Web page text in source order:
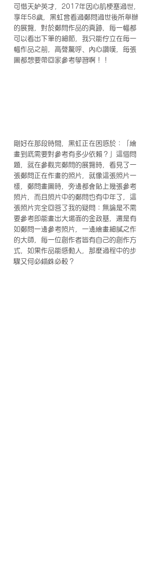
可惜天妒英才，2017年因心肌梗塞過世，
享年58歲，黑虹曾看過鄭問過世後所舉辦
的展覽，對於鄭問作品的真跡，每一幅都
可以看出下筆的細節，我只能佇立在每一
幅作品之前，高聲驚呼、內心讚嘆，每張
圖都想要帶回家參考學習啊！！
剛好在那段時間，黑虹正在困惑於：「繪
畫到底需要對參考有多少依賴？」這個問
題，就在參觀完鄭問的展覽時，看見了一
張鄭問正在作畫的照片，就像這張照片一
樣，鄭問畫圖時，旁邊都會貼上幾張參考
照片，而且照片中的鄭問也有中年了，這
張照片完全回答了我的疑問：無論是不需
要參考即能畫出大場面的金政基，還是有
如鄭問一邊參考照片，一邊繪畫細膩之作
的大師，每一位創作者皆有自己的創作方
式，如果作品能感動人，那麼過程中的步
驟又何必錙銖必較？